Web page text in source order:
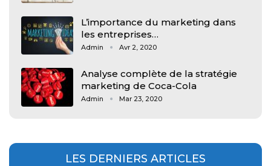
L’importance du marketing dans
les entreprises…
Admin Avr 2, 2020
Analyse complète de la stratégie
marketing de Coca-Cola
Admin Mar 23, 2020
LES DERNIERS ARTICLES